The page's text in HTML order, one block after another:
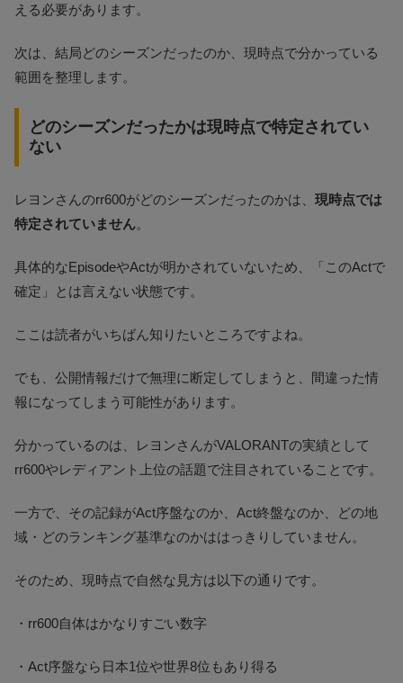
える必要があります。
次は、結局どのシーズンだったのか、現時点で分かっている
範囲を整理します。
どのシーズンだったかは現時点で特定されてい
ない
レヨンさんのrr600がどのシーズンだったのかは、 現時点では
特定されていません。
具体的なEpisodeやActが明かされていないため、「このActで
確定」とは言えない状態です。
ここは読者がいちばん知りたいところですよね。
でも、公開情報だけで無理に断定してしまうと、間違った情
報になってしまう可能性があります。
分かっているのは、レヨンさんがVALORANTの実績として
rr600やレディアント上位の話題で注目されていることです。
一方で、その記録がAct序盤なのか、Act終盤なのか、どの地
域・どのランキング基準なのかははっきりしていません。
そのため、現時点で自然な見方は以下の通りです。
・rr600自体はかなりすごい数字
・Act序盤なら日本1位や世界8位もあり得る